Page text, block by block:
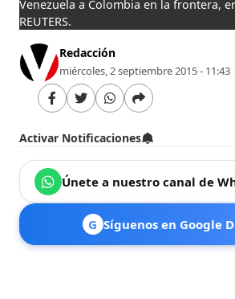
Venezuela a Colombia en la frontera,
REUTERS.
Redacción
miércoles, 2 septiembre 2015 - 11:43
Activar Notificaciones
Únete a nuestro canal de
G Síguenos en Google